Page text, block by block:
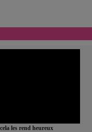
les rend heureux